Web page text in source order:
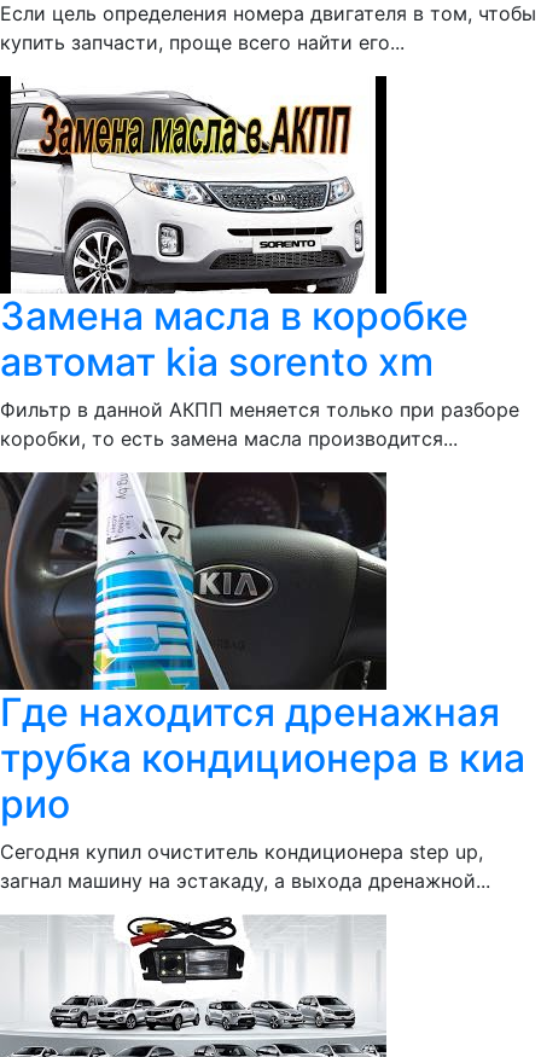
Если цель определения номера двигателя в том, чтобы
купить запчасти, проще всего найти его...
Замена масла в коробке
автомат kia sorento xm
Фильтр в данной АКПП меняется только при разборе
коробки, то есть замена масла производится...
Где находится дренажная
трубка кондиционера в киа
рио
Сегодня купил очиститель кондиционера step up,
загнал машину на эстакаду, а выхода дренажной...